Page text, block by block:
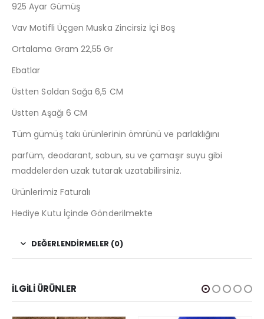
925 Ayar Gümüş
Vav Motifli Üçgen Muska Zincirsiz İçi Boş
Ortalama Gram 22,55 Gr
Ebatlar
Üstten Soldan Sağa 6,5 CM
Üstten Aşağı 6 CM
Tüm gümüş takı ürünlerinin ömrünü ve parlaklığını
parfüm, deodarant, sabun, su ve çamaşır suyu gibi
maddelerden uzak tutarak uzatabilirsiniz.
Ürünlerimiz Faturalı
Hediye Kutu İçinde Gönderilmekte
DEĞERLENDIRMELER (0)
İLGILI ÜRÜNLER